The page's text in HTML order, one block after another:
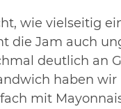
wie vielseitig
die Jam auch
deutlich an
haben
mit